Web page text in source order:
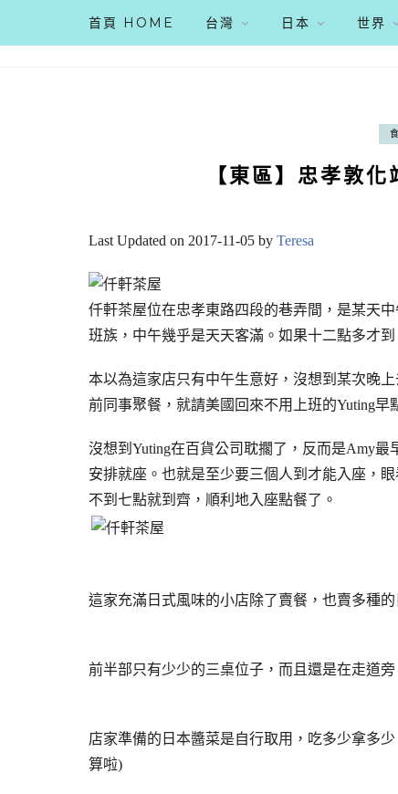
首頁 HOME 台灣 日本 世界
【東區】忠孝敦
Last Updated on 2017-11-05 by Teresa
仟軒茶屋位在忠孝東路四段的巷弄間，是某天
班族，中午幾乎是天天客滿。如果十二點多才
本以為這家店只有中午生意好，沒想到某次晚
前同事聚餐，就請美國回來不用上班的Yuting
沒想到Yuting在百貨公司耽擱了，反而是Amy
安排就座。也就是至少要三個人到才能入座，
不到七點就到齊，順利地入座點餐了。
這家充滿日式風味的小店除了賣餐，也賣多種
前半部只有少少的三桌位子，而且還是在走道
店家準備的日本醬菜是自行取用，吃多少拿多
算啦)